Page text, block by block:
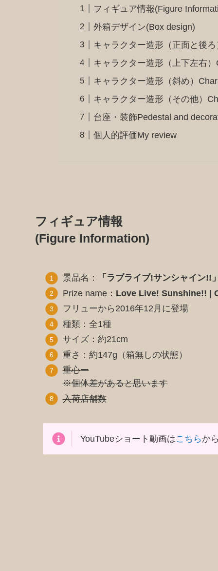
フィギュア情報(Figure
外箱デザイン(Box design)
キャラクター造形（正面と後
キャラクター造形（上下左右
キャラクター造形（斜め）
キャラクター造形（その他）
台座・装飾Pedestal and
個人的評価My review
フィギュア情報
(Figure Information)
景品名：
「ラブライブ!サンシャイン!!
Prize name： Love Live! Sunshine!! |
フリューから2016年12月に登場
種類：全1種
サイズ：約21cm
重さ：約147g（箱無しの状態）
重心ー
※個体差があると思います
入荷店舗数
YouTubeショート動画はこちら か